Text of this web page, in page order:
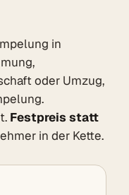
in
oder Umzug,
Festpreis statt
in der Kette.